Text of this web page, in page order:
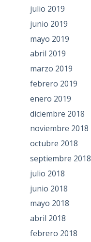
julio 2019
junio 2019
mayo 2019
abril 2019
marzo 2019
febrero 2019
enero 2019
diciembre 2018
noviembre 2018
octubre 2018
septiembre 2018
julio 2018
junio 2018
mayo 2018
abril 2018
febrero 2018